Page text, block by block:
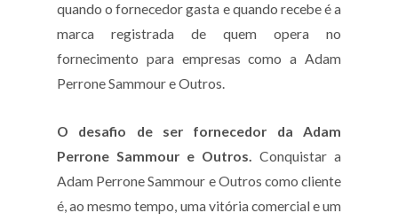
quando o fornecedor gasta e quando recebe é a
marca registrada de quem opera no
fornecimento para empresas como a Adam
Perrone Sammour e Outros.
O desafio de ser fornecedor da Adam
Perrone Sammour e Outros. Conquistar a
Adam Perrone Sammour e Outros como cliente
é, ao mesmo tempo, uma vitória comercial e um